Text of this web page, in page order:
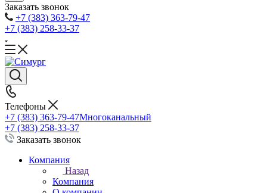
Заказать звонок
+7 (383) 363-79-47
+7 (383) 258-33-37
Телефоны
+7 (383) 363-79-47Многоканальный
+7 (383) 258-33-37
Заказать звонок
Компания
Назад
Компания